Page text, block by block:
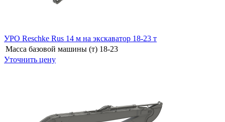
УРО Reschke Rus 14 м на экскаватор 18-23 т
Масса базовой машины (т) 18-23
Уточнить цену